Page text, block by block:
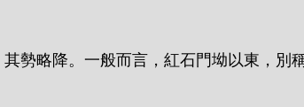
勢略降。一般而言，紅石門坳以東，別